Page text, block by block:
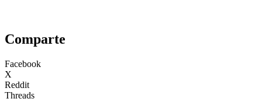
Comparte
Facebook
X
Reddit
Threads